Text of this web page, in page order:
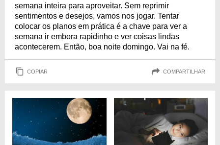
semana inteira para aproveitar. Sem reprimir
sentimentos e desejos, vamos nos jogar. Tentar
colocar os planos em prática é a chave para ver a
semana ir embora rapidinho e ver coisas lindas
acontecerem. Então, boa noite domingo. Vai na fé.
COPIAR COMPARTILHAR